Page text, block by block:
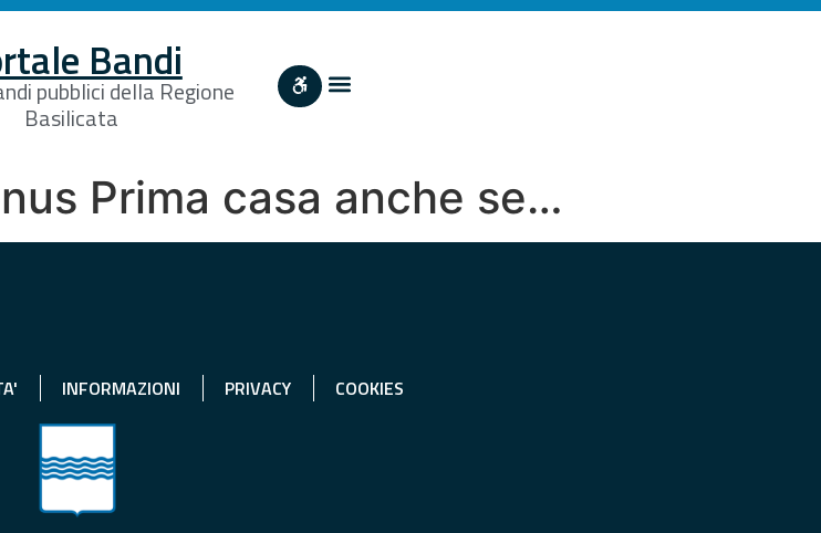
Bandi
pubblici della Regione
Basilicata
Prima casa anche se…
INFORMAZIONI PRIVACY COOKIES